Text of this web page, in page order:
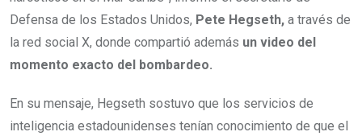
Defensa de los Estados Unidos, Pete Hegseth, a través de
la red social X, donde compartió además un video del
momento exacto del bombardeo.
En su mensaje, Hegseth sostuvo que los servicios de
inteligencia estadounidenses tenían conocimiento de que el